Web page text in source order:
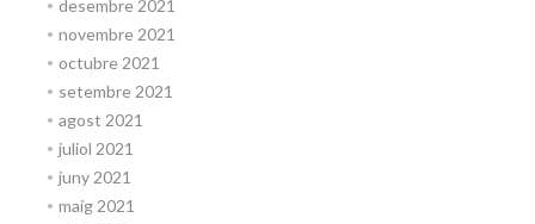
desembre 2021
novembre 2021
octubre 2021
setembre 2021
agost 2021
juliol 2021
juny 2021
maig 2021